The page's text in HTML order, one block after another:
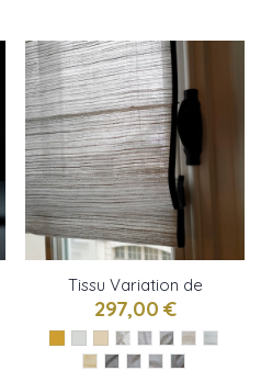
Tissu Variation de
Bisson Bruneel
297,00 €